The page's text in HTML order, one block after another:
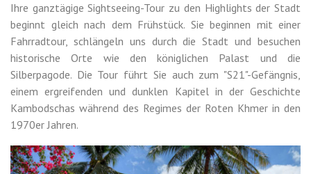
Ihre ganztägige Sightseeing-Tour zu den Highlights der Stadt
beginnt gleich nach dem Frühstück. Sie beginnen mit einer
Fahrradtour, schlängeln uns durch die Stadt und besuchen
historische Orte wie den königlichen Palast und die
Silberpagode. Die Tour führt Sie auch zum "S21"-Gefängnis,
einem ergreifenden und dunklen Kapitel in der Geschichte
Kambodschas während des Regimes der Roten Khmer in den
1970er Jahren.